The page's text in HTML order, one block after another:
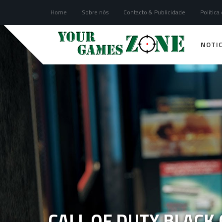
Home Sobre nós Contacto & Publicidade Politica